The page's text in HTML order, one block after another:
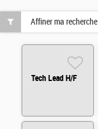
Tech Lead H/F
Affiner ma recherche